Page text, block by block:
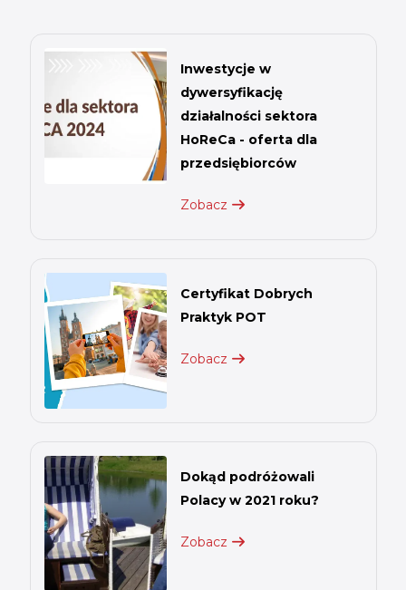
Inwestycje w
dywersyfikację
działalności sektora
HoReCa - oferta dla
przedsiębiorców
Zobacz
Certyfikat Dobrych
Praktyk POT
Zobacz
Dokąd podróżowali
Polacy w 2021 roku?
Zobacz